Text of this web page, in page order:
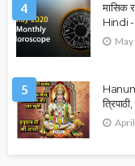
4
मासिक
Hindi
5